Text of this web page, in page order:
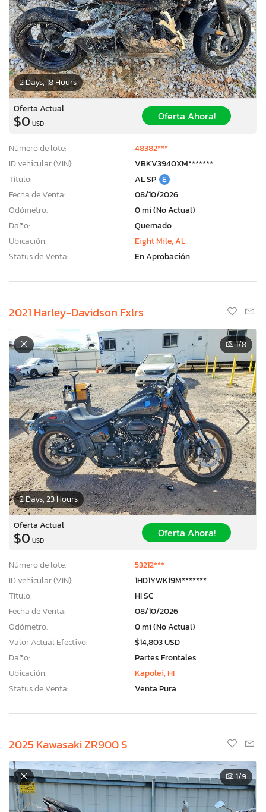
2 Days, 18 Hours
Oferta Actual
$0 USD
Oferta Ahora!
Número de lote:
48382***
ID vehicular (VIN):
VBKV3940XM*******
Título:
AL SP E
Fecha de Venta:
08/10/2026
Odómetro:
0 mi (No Actual)
Daño:
Quemado
Ubicación:
Eight Mile, AL
Status de Venta:
En Aprobación
2021 Harley-Davidson Fxlrs
2 Days, 23 Hours
1/8
Oferta Actual
$0 USD
Oferta Ahora!
Número de lote:
53212***
ID vehicular (VIN):
1HD1YWK19M*******
Título:
HI SC
Fecha de Venta:
08/10/2026
Odómetro:
0 mi (No Actual)
Valor Actual Efectivo:
$14,803 USD
Daño:
Partes Frontales
Ubicación:
Kapolei, HI
Status de Venta:
Venta Pura
2025 Kawasaki ZR900 S
1/9